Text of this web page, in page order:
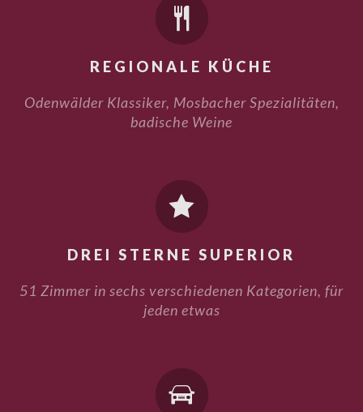

REGIONALE KÜCHE
Odenwälder Klassiker, Mosbacher Spezialitäten,
badische Weine

DREI STERNE SUPERIOR
51 Zimmer in sechs verschiedenen Kategorien, für
jeden etwas
